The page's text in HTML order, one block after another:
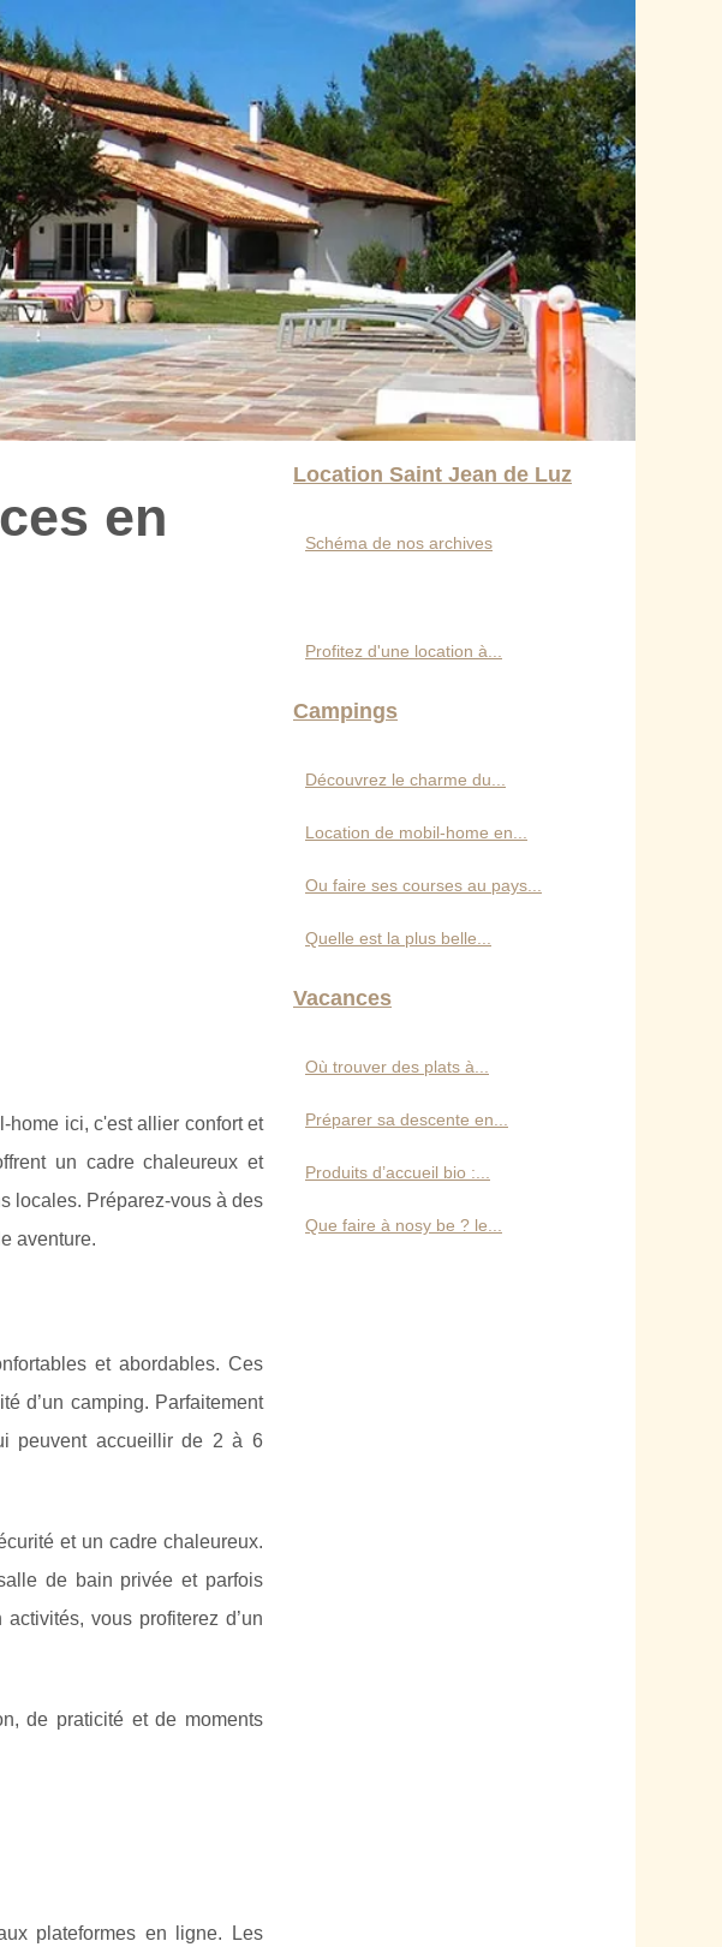
en
home ici, c'est allier confort et
un cadre chaleureux et
locales. Préparez-vous à des
aventure.
et abordables. Ces
d’un camping. Parfaitement
peuvent accueillir de 2 à 6
et un cadre chaleureux.
de bain privée et parfois
vous profiterez d’un
de praticité et de moments
plateformes en ligne. Les
Location Saint Jean de Luz
Schéma de nos archives
Profitez d'une location à...
Campings
Découvrez le charme du...
Location de mobil-home en...
Ou faire ses courses au pays...
Quelle est la plus belle...
Vacances
Où trouver des plats à...
Préparer sa descente en...
Produits d’accueil bio :...
Que faire à nosy be ? le...